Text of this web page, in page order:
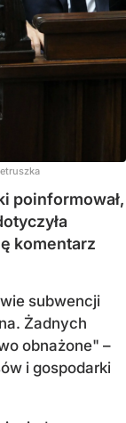
poinformował,
komentarz
subwencji
Żadnych
obnażone" –
i gospodarki